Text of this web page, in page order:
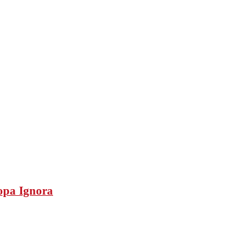
Ignora